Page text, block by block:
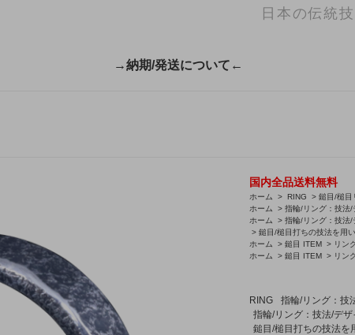
日本の伝統
→納期/発送について←
国内全品送料無料
ホーム > RING > 鎚目/槌目
ホーム
> 指輪/リング：技法/
ホーム
> 指輪/リング：技法/
> 鎚目/槌目打ちの技法を用
ホーム
> 鎚目 ITEM > リン
ホーム
> 鎚目 ITEM > リン
RING
指輪/リング：技
指輪/リング：技法/デ
鎚目/槌目打ちの技法を